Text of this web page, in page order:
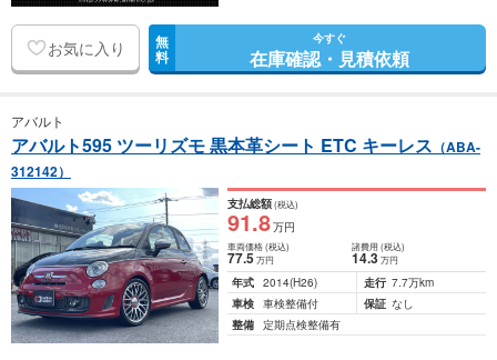
お気に入り 無
料
今すぐ
在庫確認・見積依頼
アバルト
アバルト595 ツーリズモ 黒本革シート ETC キーレス （ABA-
312142）
支払総額(税込)
91.8万円
車両価格(税込)
77.5万円
諸費用 (税込)
14.3 万円
年式 2014(H26) 走行 7.7万km
車検 車検整備付 保証 なし
整備 定期点検整備有